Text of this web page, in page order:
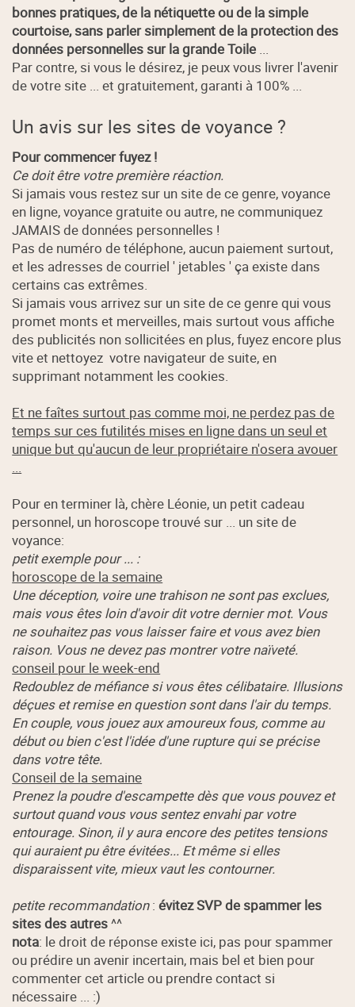
bonnes pratiques, de la nétiquette ou de la simple
courtoise, sans parler simplement de la protection des
données personnelles sur la grande Toile ...
Par contre, si vous le désirez, je peux vous livrer l'avenir
de votre site ... et gratuitement, garanti à 100% ...
Un avis sur les sites de voyance ?
Pour commencer fuyez !
Ce doit être votre première réaction.
Si jamais vous restez sur un site de ce genre, voyance
en ligne, voyance gratuite ou autre, ne communiquez
JAMAIS de données personnelles !
Pas de numéro de téléphone, aucun paiement surtout,
et les adresses de courriel ' jetables ' ça existe dans
certains cas extrêmes.
Si jamais vous arrivez sur un site de ce genre qui vous
promet monts et merveilles, mais surtout vous affiche
des publicités non sollicitées en plus, fuyez encore plus
vite et nettoyez votre navigateur de suite, en
supprimant notamment les cookies.
Et ne faîtes surtout pas comme moi, ne perdez pas de
temps sur ces futilités mises en ligne dans un seul et
unique but qu'aucun de leur propriétaire n'osera avouer
...
Pour en terminer là, chère Léonie, un petit cadeau
personnel, un horoscope trouvé sur ... un site de
voyance:
petit exemple pour ... :
horoscope de la semaine
Une déception, voire une trahison ne sont pas exclues,
mais vous êtes loin d'avoir dit votre dernier mot. Vous
ne souhaitez pas vous laisser faire et vous avez bien
raison. Vous ne devez pas montrer votre naïveté.
conseil pour le week-end
Redoublez de méfiance si vous êtes célibataire. Illusions
déçues et remise en question sont dans l'air du temps.
En couple, vous jouez aux amoureux fous, comme au
début ou bien c'est l'idée d'une rupture qui se précise
dans votre tête.
Conseil de la semaine
Prenez la poudre d'escampette dès que vous pouvez et
surtout quand vous vous sentez envahi par votre
entourage. Sinon, il y aura encore des petites tensions
qui auraient pu être évitées... Et même si elles
disparaissent vite, mieux vaut les contourner.
petite recommandation:évitez SVP de spammer les
sites des autres^^
nota: le droit de réponse existe ici, pas pour spammer
ou prédire un avenir incertain, mais bel et bien pour
commenter cet article ou prendre contact si
nécessaire ... :)